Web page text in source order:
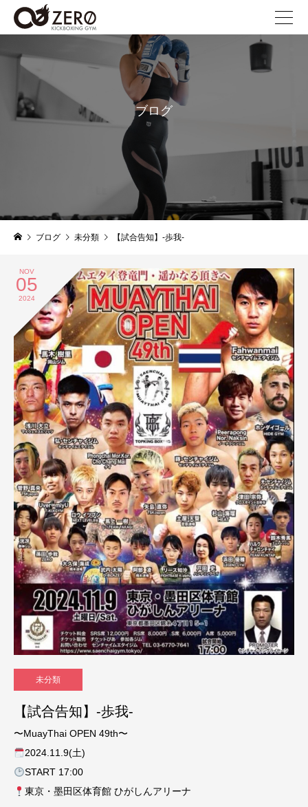
blog
ブログ
ブログ 未分類 【試合告知】-歩我-
NOV
05
2024
未分類
【試合告知】-歩我-
〜MuayThai OPEN 49th〜
2024.11.9(土)
START 17:00
東京・墨田区体育館 ひがしんアリーナ